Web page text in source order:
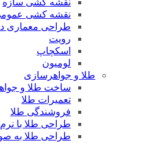
نقشه کشی
طراحی معماری
رویت
اسکچاپ
لومیون
طلا و جواهرسازی
ساخت طلا و
تعمیرات طلا
فروشندگی طلا
طراحی طلا با
طراحی طلا به